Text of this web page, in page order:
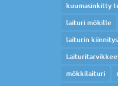
kuumasinkitty
laituri mökille
laiturin kiinnitys
mökkilaituri